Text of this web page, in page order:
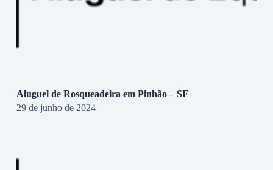
Aluguel de Rosqueadeira em Pinhão – SE
29 de junho de 2024